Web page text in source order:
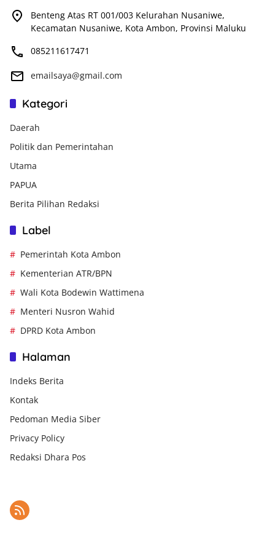
Benteng Atas RT 001/003 Kelurahan Nusaniwe,
Kecamatan Nusaniwe, Kota Ambon, Provinsi Maluku
085211617471
emailsaya@gmail.com
Kategori
Daerah
Politik dan Pemerintahan
Utama
PAPUA
Berita Pilihan Redaksi
Label
Pemerintah Kota Ambon
Kementerian ATR/BPN
Wali Kota Bodewin Wattimena
Menteri Nusron Wahid
DPRD Kota Ambon
Halaman
Indeks Berita
Kontak
Pedoman Media Siber
Privacy Policy
Redaksi Dhara Pos